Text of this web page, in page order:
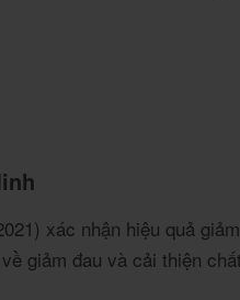
xác nhận hiệu quả
giảm đau và cải thiện